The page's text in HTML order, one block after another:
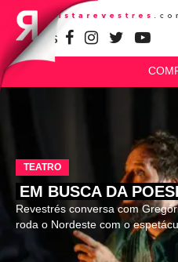
SIGA-NOS
TEATRO
EM BUSCA DA
Revestrés conversa com
roda o Nordeste com o